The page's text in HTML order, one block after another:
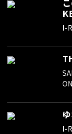
I-
I-